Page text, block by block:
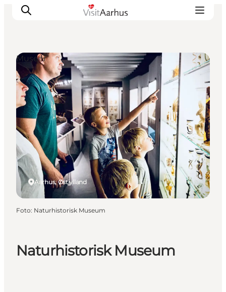
Oplevelser
Kalender
Byer og steder
Planlæg ferien
Transport
Naturhistorisk Museum
Aarhus, Østjylland
Museer
Foto: Naturhistorisk Museum